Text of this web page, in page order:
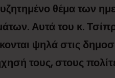
θέμα των
Αυτά του κ.
ψηλά στις
τους, στους